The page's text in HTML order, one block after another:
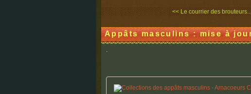
<< Le courrier des brouteurs...
Appâts masculins : mise à
.